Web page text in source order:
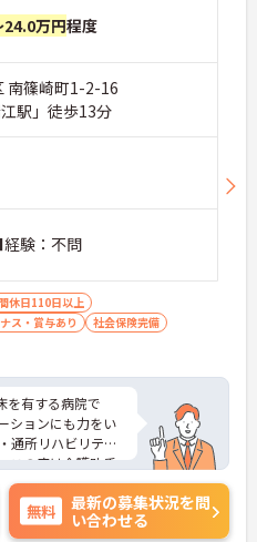
万円程度
南篠崎町1-2-16
駅」徒歩13分
験：不問
休日110日以上
ス・賞与あり
社会保険完備
を有する病院で
ションにも力をい
通所リハビリテー
この度は介護助手
ます。介護系の資
！側に専門職がい
念いただけます。
無料
最新の募集状況を問
い合わせる